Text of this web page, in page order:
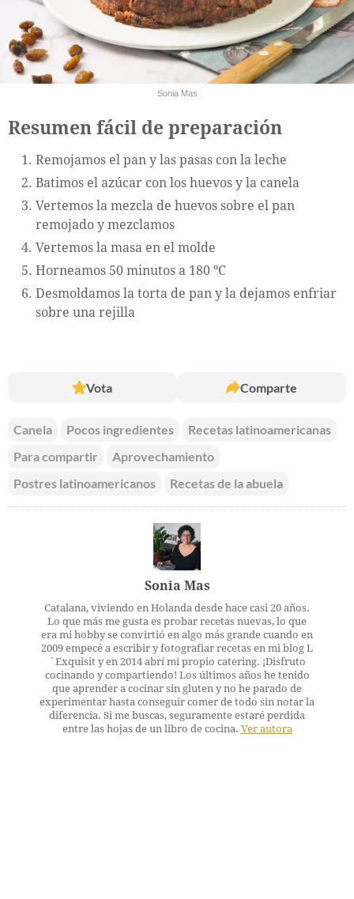
Sonia Mas
Resumen fácil de preparación
Remojamos el pan y las pasas con la leche
Batimos el azúcar con los huevos y la canela
Vertemos la mezcla de huevos sobre el pan
remojado y mezclamos
Vertemos la masa en el molde
Horneamos 50 minutos a 180 ºC
Desmoldamos la torta de pan y la dejamos enfriar
sobre una rejilla
Vota Comparte
Canela Pocos ingredientes
Recetas latinoamericanas
Para compartir
Aprovechamiento
Postres latinoamericanos
Recetas de la abuela
Sonia Mas
Catalana, viviendo en Holanda desde hace casi 20 años.
Lo que más me gusta es probar recetas nuevas, lo que
era mi hobby se convirtió en algo más grande cuando en
2009 empecé a escribir y fotografiar recetas en mi blog L
´Exquisit y en 2014 abrí mi propio catering. ¡Disfruto
cocinando y compartiendo! Los últimos años he tenido
que aprender a cocinar sin gluten y no he parado de
experimentar hasta conseguir comer de todo sin notar la
diferencia. Si me buscas, seguramente estaré perdida
entre las hojas de un libro de cocina. Ver autora